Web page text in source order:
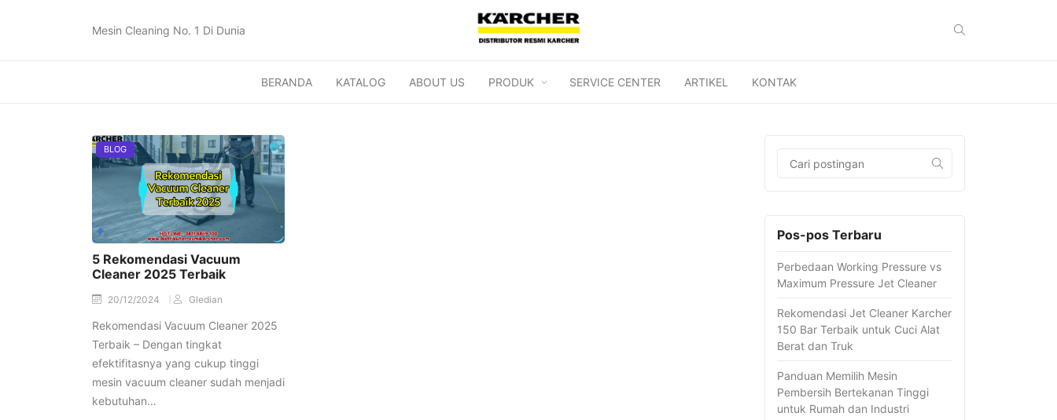
Mesin Cleaning No. 1 Di Dunia
BERANDA KATALOG ABOUT US PRODUK SERVICE CENTER ARTIKEL KONTAK
BLOG
5 Rekomendasi Vacuum
Cleaner 2025 Terbaik
20/12/2024 Gledian
Rekomendasi Vacuum Cleaner 2025
Terbaik – Dengan tingkat
efektifitasnya yang cukup tinggi
mesin vacuum cleaner sudah menjadi
kebutuhan…
Pos-pos Terbaru
Perbedaan Working Pressure vs
Maximum Pressure Jet Cleaner
Rekomendasi Jet Cleaner Karcher
150 Bar Terbaik untuk Cuci Alat
Berat dan Truk
Panduan Memilih Mesin
Pembersih Bertekanan Tinggi
untuk Rumah dan Industri